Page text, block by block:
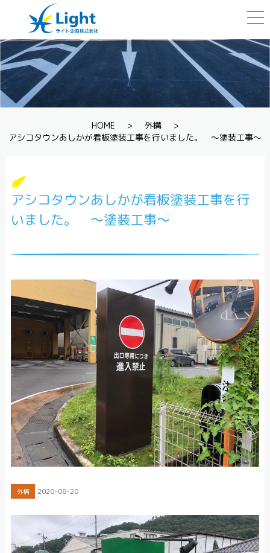
HOME > 外構
>
アシコタウンあしかが看板塗装工事を行いました。 ～塗装工事～
アシコタウンあしかが看板塗装工事を行
いました。 ～塗装工事～
外構 2020-08-20